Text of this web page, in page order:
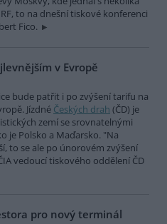
to na dnešní tiskové konferenci
Fico.
v Evropě
bude patřit i po zvýšení tarifu na
Jízdné Českých drah (ČD) je
zemí se srovnatelnými
je Polsko a Maďarsko. "Na
to se ale po únorovém zvýšení
vedoucí tiskového oddělení ČD
pro nový terminál